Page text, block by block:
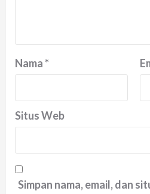
Nama*
Situs Web
Simpan nama, email, dan